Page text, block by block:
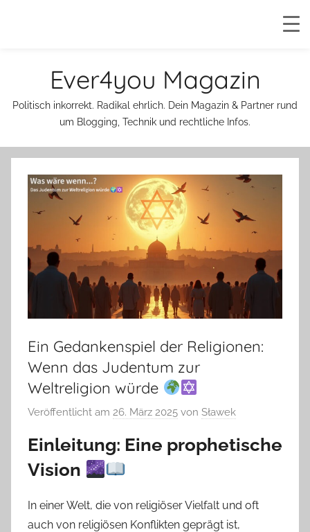
Ever4you Magazin
Politisch inkorrekt. Radikal ehrlich. Dein Magazin & Partner rund
um Blogging, Technik und rechtliche Infos.
Ein Gedankenspiel der Religionen:
Wenn das Judentum zur
Weltreligion würde
Veröffentlicht am 26. März 2025 von Sławek
Einleitung: Eine prophetische
Vision
In einer Welt, die von religiöser Vielfalt und oft
auch von religiösen Konflikten geprägt ist,